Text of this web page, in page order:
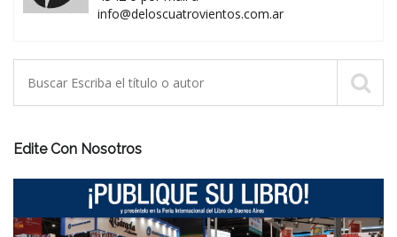
info@deloscuatrovientos.com.ar
Edite Con Nosotros